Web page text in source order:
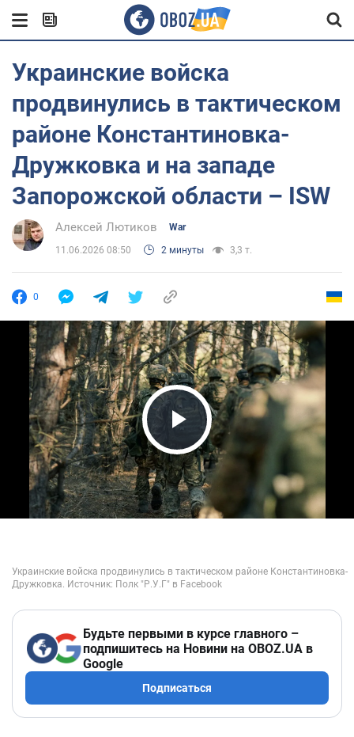
Украинские войска
продвинулись в тактическом
районе Константиновка-
Дружковка и на западе
Запорожской области – ISW
Алексей Лютиков War
11.06.2026 08:50 2 минуты 3,3 т.
0
Play Video
Будьте первыми в курсе главного –
подпишитесь на Новини на OBOZ.UA в
Google
Подписаться